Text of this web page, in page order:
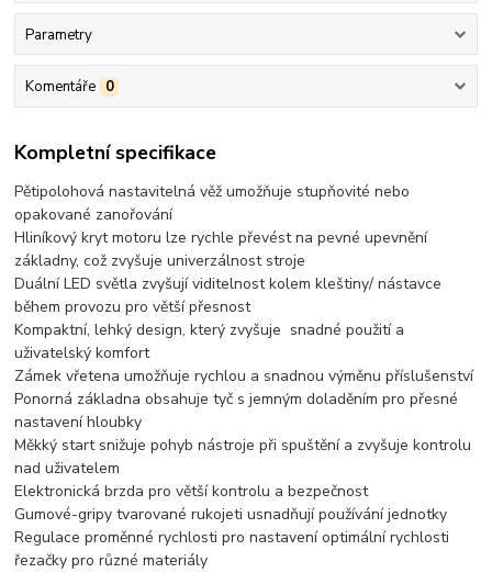
Parametry
Komentáře 0
Kompletní specifikace
Pětipolohová nastavitelná věž umožňuje stupňovité nebo
opakované zanořování
Hliníkový kryt motoru lze rychle převést na pevné upevnění
základny, což zvyšuje univerzálnost stroje
Duální LED světla zvyšují viditelnost kolem kleštiny/ nástavce
během provozu pro větší přesnost
Kompaktní, lehký design, který zvyšuje snadné použití a
uživatelský komfort
Zámek vřetena umožňuje rychlou a snadnou výměnu příslušenství
Ponorná základna obsahuje tyč s jemným doladěním pro přesné
nastavení hloubky
Měkký start snižuje pohyb nástroje při spuštění a zvyšuje kontrolu
nad uživatelem
Elektronická brzda pro větší kontrolu a bezpečnost
Gumové-gripy tvarované rukojeti usnadňují používání jednotky
Regulace proměnné rychlosti pro nastavení optimální rychlosti
řezačky pro různé materiály